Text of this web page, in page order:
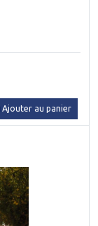
Ajouter au panier